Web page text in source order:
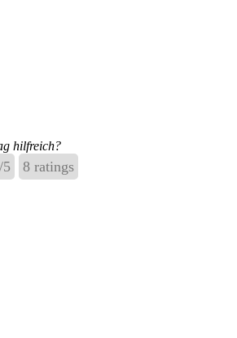
hilfreich?
/5 8 ratings